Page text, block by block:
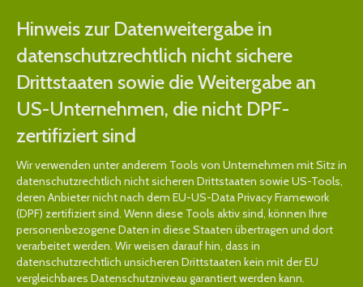
Hinweis zur Datenweitergabe in
datenschutzrechtlich nicht sichere
Drittstaaten sowie die Weitergabe an
US-Unternehmen, die nicht DPF-
zertifiziert sind
Wir verwenden unter anderem Tools von Unternehmen mit Sitz in
datenschutzrechtlich nicht sicheren Drittstaaten sowie US-Tools,
deren Anbieter nicht nach dem EU-US-Data Privacy Framework
(DPF) zertifiziert sind. Wenn diese Tools aktiv sind, können Ihre
personenbezogene Daten in diese Staaten übertragen und dort
verarbeitet werden. Wir weisen darauf hin, dass in
datenschutzrechtlich unsicheren Drittstaaten kein mit der EU
vergleichbares Datenschutzniveau garantiert werden kann.